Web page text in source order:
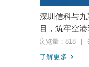
深圳信科与
目，筑牢空
浏览量：818
了解更多